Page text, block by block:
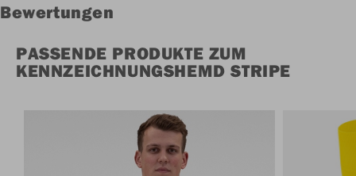
Bewertungen
PASSENDE PRODUKTE ZUM
KENNZEICHNUNGSHEMD STRIPE